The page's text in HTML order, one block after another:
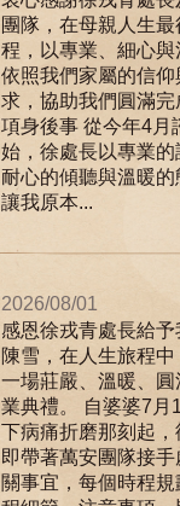
團隊，在母親人生最
程，以專業、細心與
依照我們家屬的信仰
求，協助我們圓滿完
項身後事 從今年4月
始，徐處長以專業的
耐心的傾聽與溫暖的
讓我原本...
2026/08/01
感恩徐戎青處長給予
陳雪，在人生旅程中
一場莊嚴、溫暖、圓
業典禮。 自婆婆7月
下病痛折磨那刻起，
即帶著萬安團隊接手
關事宜，每個時程規